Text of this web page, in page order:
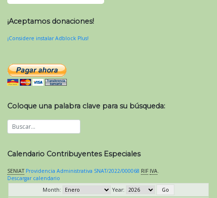
¡Aceptamos donaciones!
¡Considere instalar Adblock Plus!
Coloque una palabra clave para su búsqueda:
Calendario Contribuyentes Especiales
SENIAT Providencia Administrativa SNAT/2022/000068 RIF IVA.
Descargar calendario
Month:
Year: